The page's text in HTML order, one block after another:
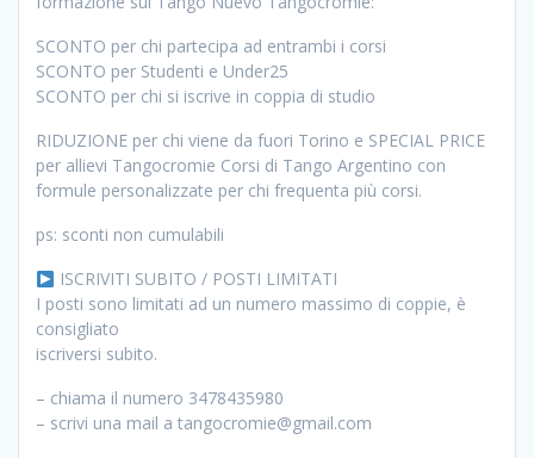
SCONTO per chi partecipa ad entrambi i corsi
SCONTO per Studenti e Under25
SCONTO per chi si iscrive in coppia di studio
RIDUZIONE per chi viene da fuori Torino e SPECIAL PRICE
per allievi Tangocromie Corsi di Tango Argentino con
formule personalizzate per chi frequenta più corsi.
ps: sconti non cumulabili
ISCRIVITI SUBITO / POSTI LIMITATI
I posti sono limitati ad un numero massimo di coppie, è
consigliato
iscriversi subito.
– chiama il numero 3478435980
– scrivi una mail a tangocromie@gmail.com